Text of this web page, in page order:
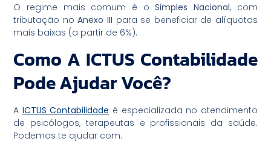
O regime mais comum é oSimples Nacional, com
tributação noAnexo III para se beneficiar de alíquotas
mais baixas (a partir de 6%).
Como A ICTUS Contabilidade
Pode Ajudar Você?
A ICTUS Contabilidade é especializada no atendimento
de psicólogos, terapeutas e profissionais da saúde.
Podemos te ajudar com: